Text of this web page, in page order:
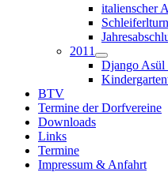
italienscher
2011
Django
BTV
Termine der Dorfvereine
Downloads
Links
Termine
Impressum & Anfahrt